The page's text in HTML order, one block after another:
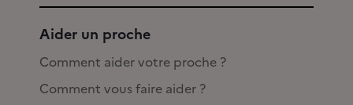
Aider un proche
Comment aider votre proche ?
Comment vous faire aider ?